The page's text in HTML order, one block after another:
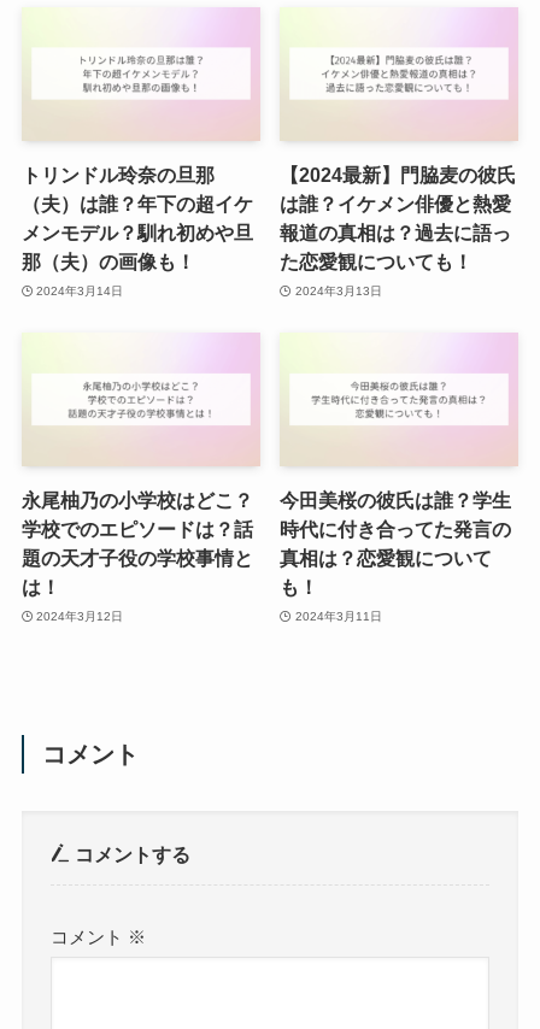
トリンドル玲奈の旦那
（夫）は誰？年下の超イケ
メンモデル？馴れ初めや旦
那（夫）の画像も！
2024年3月14日
【2024最新】門脇麦の彼氏
は誰？イケメン俳優と熱愛
報道の真相は？過去に語っ
た恋愛観についても！
2024年3月13日
永尾柚乃の小学校はどこ？
学校でのエピソードは？話
題の天才子役の学校事情と
は！
2024年3月12日
今田美桜の彼氏は誰？学生
時代に付き合ってた発言の
真相は？恋愛観について
も！
2024年3月11日
コメント
コメントする
コメント ※